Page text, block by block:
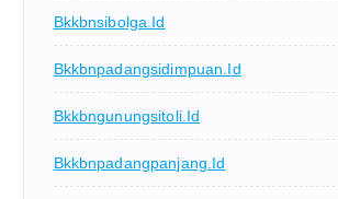
Bkkbnsibolga.id
Bkkbnpadangsidimpuan.id
Bkkbngunungsitoli.id
Bkkbnpadangpanjang.id